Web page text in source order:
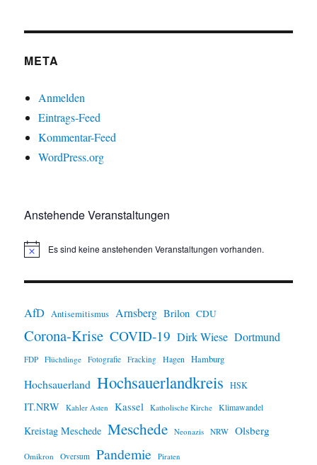
META
Anmelden
Eintrags-Feed
Kommentar-Feed
WordPress.org
Anstehende Veranstaltungen
H
Es sind keine anstehenden Veranstaltungen vorhanden.
AfD Antisemitismus Arnsberg Brilon CDU
Corona-Krise COVID-19 Dirk Wiese Dortmund
FDP Flüchtlinge Fotografie Fracking Hagen Hamburg
Hochsauerland Hochsauerlandkreis HSK
IT.NRW Kahler Asten Kassel Katholische Kirche Klimawandel
Kreistag Meschede Meschede Neonazis NRW Olsberg
Omikron Oversum Pandemie Piraten